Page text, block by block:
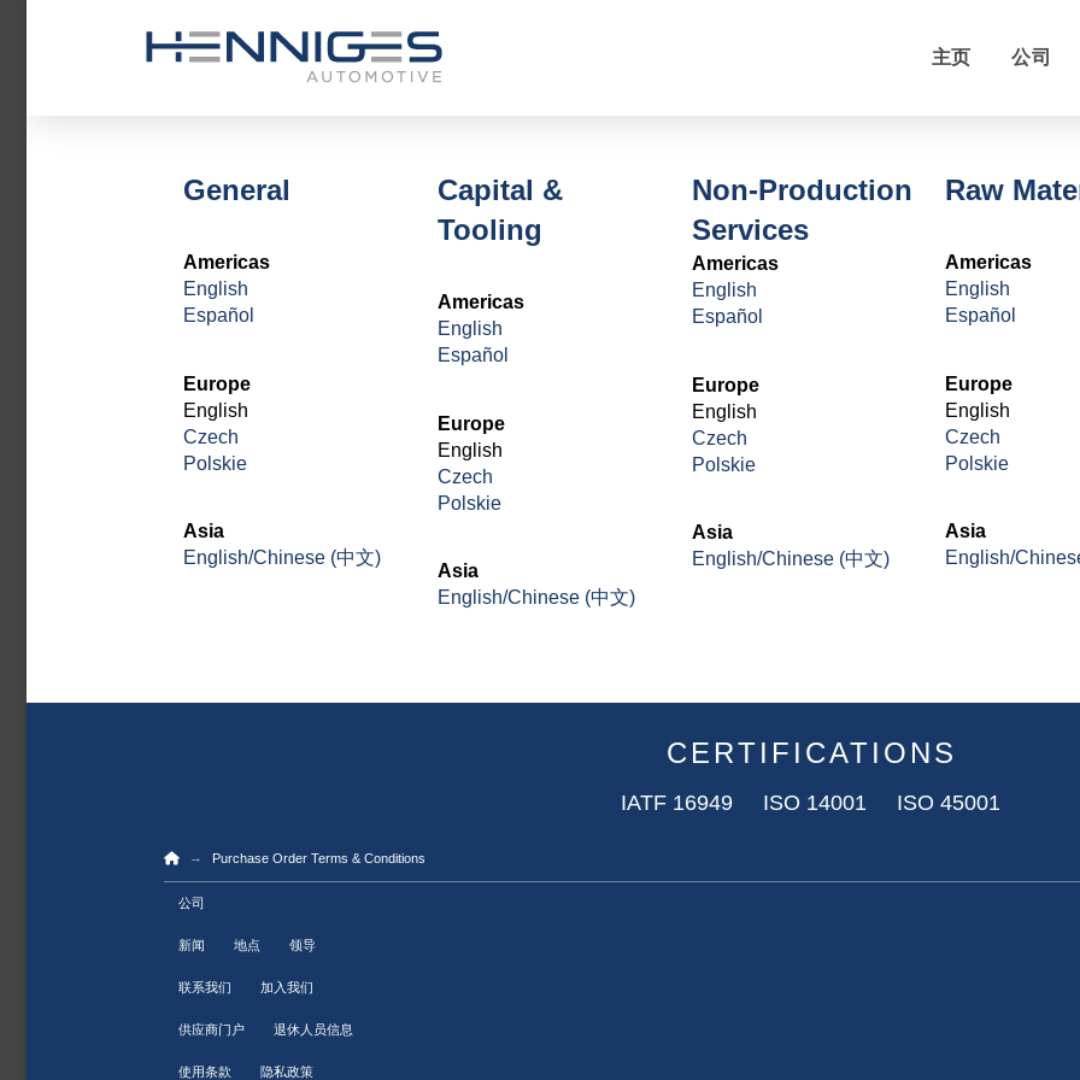
主页 公司
General
Americas
English
Español
Europe
English
Czech
Polskie
Asia
English/Chinese (中文)
Capital &
Tooling
Americas
English
Español
Europe
English
Czech
Polskie
Asia
English/Chinese (中文)
Non-Production
Services
Americas
English
Español
Europe
English
Czech
Polskie
Asia
English/Chinese (中文)
Raw
Americas
English
Español
Europe
English
Czech
Polskie
Asia
English/
CERTIFICATIONS
IATF 16949 ISO 14001 ISO 45001
Home
→ Purchase Order Terms & Conditions
公司
新闻 地点 领导
联系我们 加入我们
供应商门户 退休人员信息
使用条款 隐私政策